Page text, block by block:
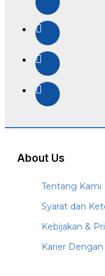
About Us
Tentang Kami
Syarat dan
Kebijakan &
Karier